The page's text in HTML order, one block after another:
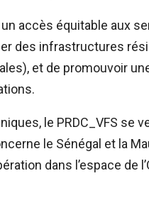
accès équitable aux
des infrastructures
et de promouvoir
le PRDC_VFS se
le Sénégal et la
dans l’espace de